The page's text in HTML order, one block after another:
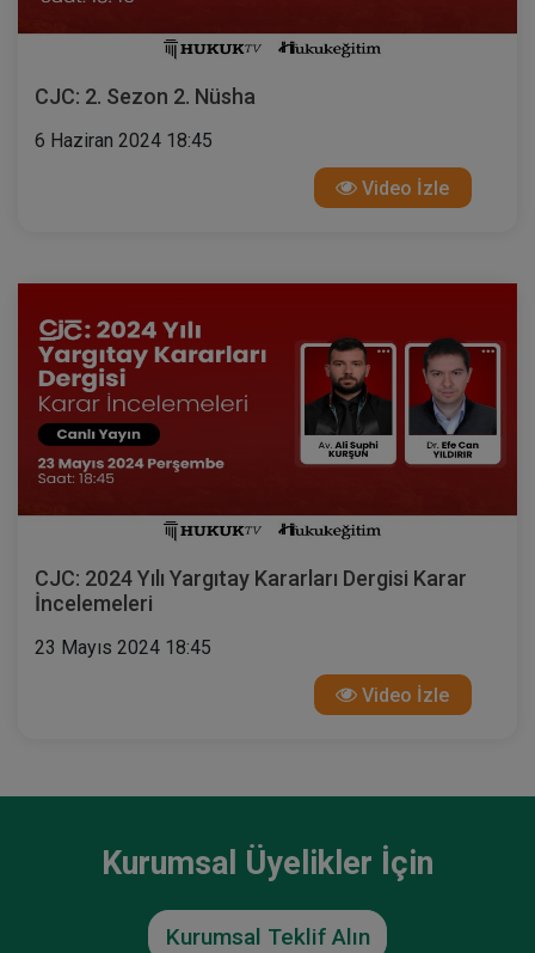
CJC: 2. Sezon 2. Nüsha
6 Haziran 2024 18:45
Video İzle
CJC: 2024 Yılı Yargıtay Kararları Dergisi Karar
İncelemeleri
23 Mayıs 2024 18:45
Video İzle
Kurumsal Üyelikler İçin
Kurumsal Teklif Alın